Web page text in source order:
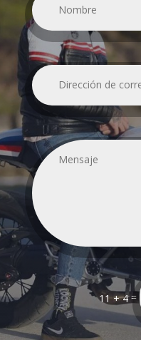
11 + 4=